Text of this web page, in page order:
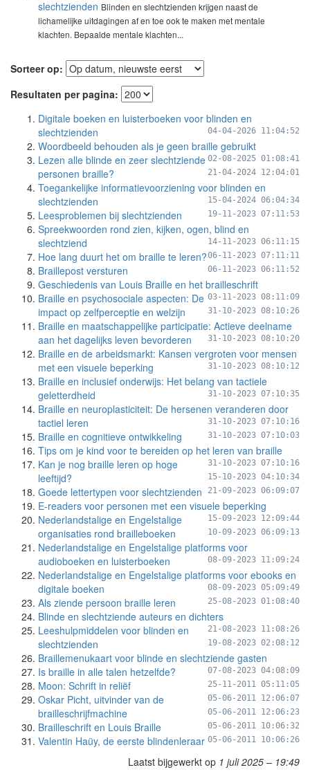
slechtzienden Blinden en slechtzienden krijgen naast de
lichamelijke uitdagingen af en toe ook te maken met mentale
klachten. Bepaalde mentale klachten...
Sorteer op:
Resultaten per pagina:
Digitale boeken en luisterboeken voor blinden en
slechtzienden
04-04-2026 11:04:52
Woordbeeld behouden als je geen braille gebruikt
02-08-2025 01:08:41
Lezen alle blinde en zeer slechtziende
personen braille?
21-04-2024 12:04:01
Toegankelijke informatievoorziening voor blinden en
slechtzienden
15-04-2024 06:04:34
Leesproblemen bij slechtzienden 19-11-2023 07:11:53
Spreekwoorden rond zien, kijken, ogen, blind en
slechtziend
14-11-2023 06:11:15
Hoe lang duurt het om braille te leren?06-11-2023 07:11:11
Braillepost versturen 06-11-2023 06:11:52
Geschiedenis van Louis Braille en het brailleschrift
03-11-2023 08:11:09
Braille en psychosociale aspecten: De
impact op zelfperceptie en welzijn
31-10-2023 08:10:26
Braille en maatschappelijke participatie: Actieve deelname
aan het dagelijks leven bevorderen
31-10-2023 08:10:20
Braille en de arbeidsmarkt: Kansen vergroten voor mensen
met een visuele beperking
31-10-2023 08:10:12
Braille en inclusief onderwijs: Het belang van tactiele
geletterdheid
31-10-2023 07:10:35
Braille en neuroplasticiteit: De hersenen veranderen door
tactiel leren
31-10-2023 07:10:16
Braille en cognitieve ontwikkeling 31-10-2023 07:10:03
Tips om je kind voor te bereiden op het leren van braille
31-10-2023 07:10:16
Kan je nog braille leren op hoge
leeftijd?
15-10-2023 04:10:34
Goede lettertypen voor slechtzienden 21-09-2023 06:09:07
E-readers voor personen met een visuele beperking
15-09-2023 12:09:44
Nederlandstalige en Engelstalige
organisaties rond brailleboeken
10-09-2023 06:09:13
Nederlandstalige en Engelstalige platforms voor
audioboeken en luisterboeken
08-09-2023 11:09:24
Nederlandstalige en Engelstalige platforms voor ebooks en
digitale boeken
08-09-2023 05:09:49
Als ziende persoon braille leren 25-08-2023 01:08:40
Blinde en slechtziende auteurs en dichters
21-08-2023 11:08:26
Leeshulpmiddelen voor blinden en
slechtzienden
19-08-2023 02:08:12
Braillemenukaart voor blinde en slechtziende gasten
07-08-2023 04:08:09
Is braille in alle talen hetzelfde?
25-11-2011 05:11:05
Moon: Schrift in reliëf
05-06-2011 12:06:07
Oskar Picht, uitvinder van de
brailleschrijfmachine
05-06-2011 12:06:23
Brailleschrift en Louis Braille 05-06-2011 10:06:32
Valentin Haüy, de eerste blindenleraar 05-06-2011 10:06:26
Laatst bijgewerkt op 1 juli 2025 – 19:49